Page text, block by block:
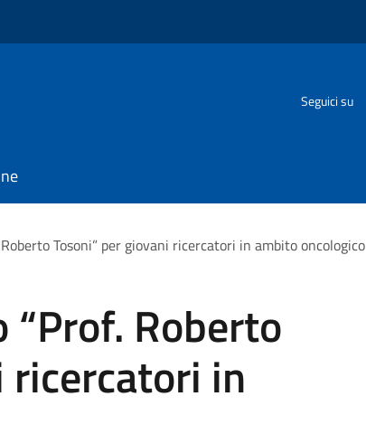
Seguici su
Tosoni” per giovani ricercatori in ambito oncologico
“Prof. Roberto
ricercatori in